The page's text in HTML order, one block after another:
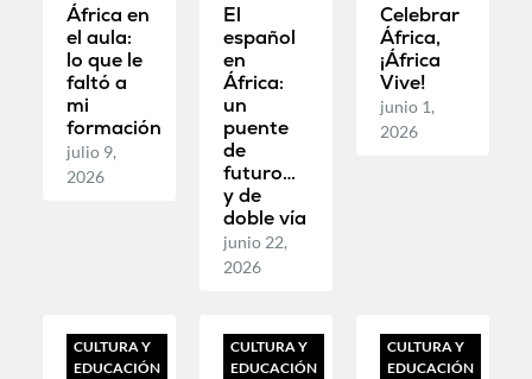
África en
el aula:
lo que le
faltó a
mi
formación
julio 9,
2026
El
español
en
África:
un
puente
de
futuro…
y de
doble vía
junio 22,
2026
Celebrar
África,
¡África
Vive!
junio 1,
2026
CULTURA Y
EDUCACIÓN
CULTURA Y
EDUCACIÓN
CULTURA Y
EDUCACIÓN